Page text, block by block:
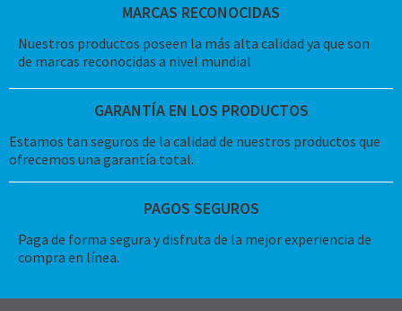
MARCAS RECONOCIDAS
Nuestros productos poseen la más alta calidad ya que son
de marcas reconocidas a nivel mundial
GARANTÍA EN LOS PRODUCTOS
Estamos tan seguros de la calidad de nuestros productos que
ofrecemos una garantía total.
PAGOS SEGUROS
Paga de forma segura y disfruta de la mejor experiencia de
compra en línea.